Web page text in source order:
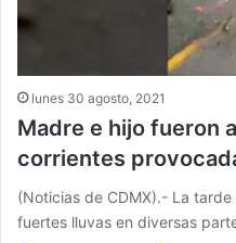
lunes 30 agosto, 2021
Madre e hijo fueron
corrientes
(Noticias de CDMX).- La
fuertes lluvas en diversas